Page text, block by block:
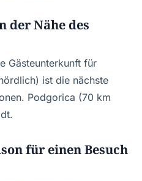
der Nähe des
Gästeunterkunft für
ist die nächste
Podgorica (70 km
für einen Besuch